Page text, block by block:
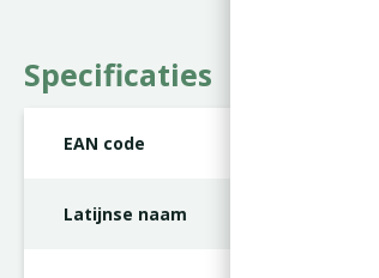
Specificaties
EAN code
Latijnse naam